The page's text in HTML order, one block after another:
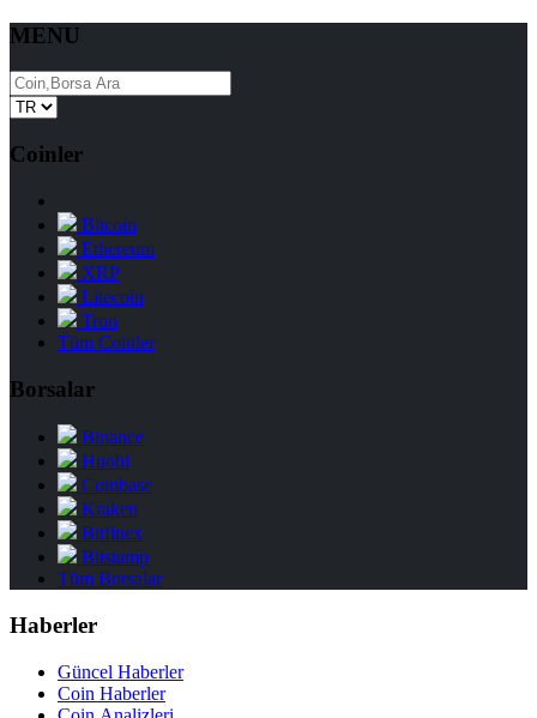
MENU
Coinler
Bitcoin
Ethereum
XRP
Litecoin
Tron
Tüm Coinler
Borsalar
Binance
Huobi
Coinbase
Kraken
Bitfinex
Bitstamp
Tüm Borsalar
Haberler
Güncel Haberler
Coin Haberler